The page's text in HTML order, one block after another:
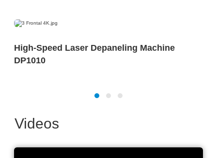
High-Speed Laser Depaneling Machine
DP1010
Videos